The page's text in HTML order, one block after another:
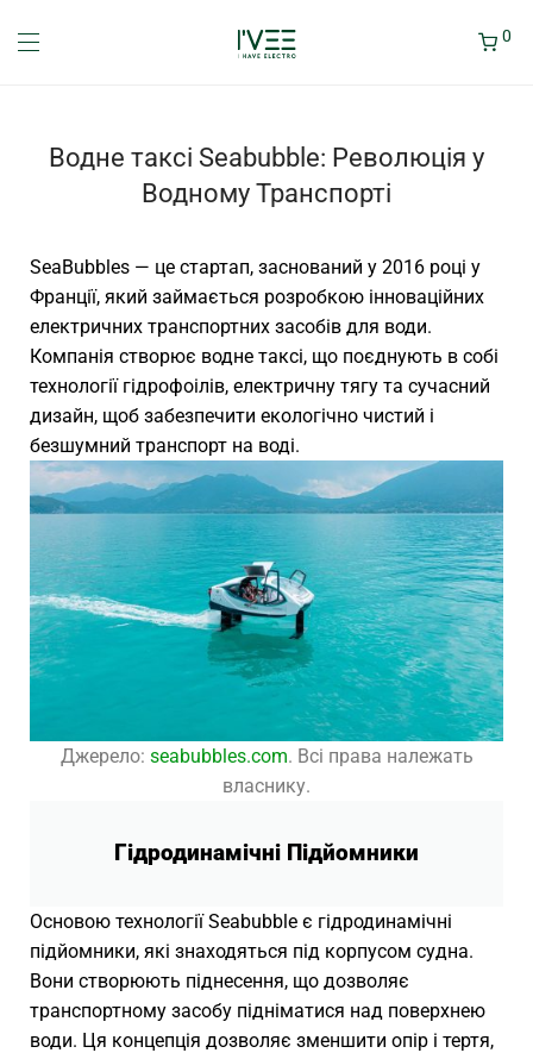
0
Водне таксі Seabubble: Революція у
Водному Транспорті
SeaBubbles — це стартап, заснований у 2016 році у
Франції, який займається розробкою інноваційних
електричних транспортних засобів для води.
Компанія створює водне таксі, що поєднують в собі
технології гідрофоілів, електричну тягу та сучасний
дизайн, щоб забезпечити екологічно чистий і
безшумний транспорт на воді.
Джерело: seabubbles.com. Всі права належать
власнику.
Гідродинамічні Підйомники
Основою технології Seabubble є гідродинамічні
підйомники, які знаходяться під корпусом судна.
Вони створюють піднесення, що дозволяє
транспортному засобу підніматися над поверхнею
води. Ця концепція дозволяє зменшити опір і тертя,